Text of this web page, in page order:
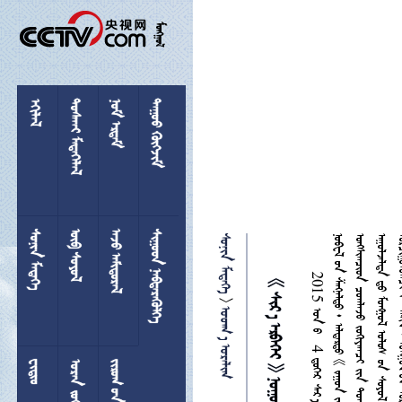

 

 
 
 
 
 
   

 